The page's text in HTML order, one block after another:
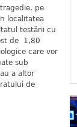
pe
localitatea
testării cu
de 1,80
care vor
sub
a altor
de